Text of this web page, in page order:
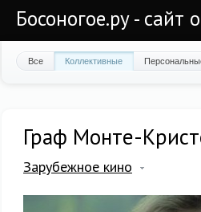
Босоногое.ру - сайт
Все Коллективные
Граф Монте-
Зарубежное кино